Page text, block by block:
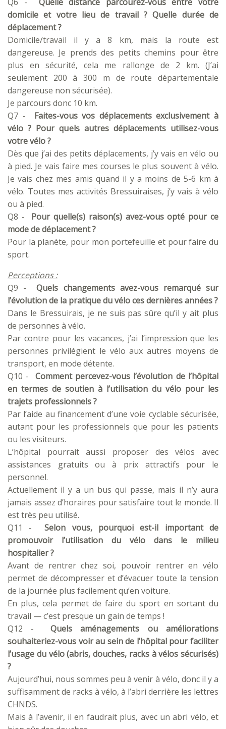
domicile et votre lieu de travail ? Quelle durée de
déplacement ?
Domicile/travail il y a 8 km, mais la route est
dangereuse. Je prends des petits chemins pour être
plus en sécurité, cela me rallonge de 2 km. (J’ai
seulement 200 à 300 m de route départementale
dangereuse non sécurisée).
Je parcours donc 10 km.
Q7 -
Faites-vous vos déplacements exclusivement à
vélo ? Pour quels autres déplacements utilisez-vous
votre vélo ?
Dès que j’ai des petits déplacements, j’y vais en vélo ou
à pied. Je vais faire mes courses le plus souvent à vélo.
Je vais chez mes amis quand il y a moins de 5-6 km à
vélo. Toutes mes activités Bressuiraises, j’y vais à vélo
ou à pied.
Q8 -
Pour quelle(s) raison(s) avez-vous opté pour ce
mode de déplacement ?
Pour la planète, pour mon portefeuille et pour faire du
sport.
Perceptions :
Q9 -
Quels changements avez-vous remarqué sur
l’évolution de la pratique du vélo ces dernières années ?
Dans le Bressuirais, je ne suis pas sûre qu’il y ait plus
de personnes à vélo.
Par contre pour les vacances, j’ai l’impression que les
personnes privilégient le vélo aux autres moyens de
transport, en mode détente.
Q10 -
Comment percevez-vous l’évolution de l’hôpital
en termes de soutien à l’utilisation du vélo pour les
trajets professionnels ?
Par l’aide au financement d’une voie cyclable sécurisée,
autant pour les professionnels que pour les patients
ou les visiteurs.
L’hôpital pourrait aussi proposer des vélos avec
assistances gratuits ou à prix attractifs pour le
personnel.
Actuellement il y a un bus qui passe, mais il n’y aura
jamais assez d’horaires pour satisfaire tout le monde. Il
est très peu utilisé.
Q11 -
Selon vous, pourquoi est-il important de
promouvoir l’utilisation du vélo dans le milieu
hospitalier ?
Avant de rentrer chez soi, pouvoir rentrer en vélo
permet de décompresser et d’évacuer toute la tension
de la journée plus facilement qu’en voiture.
En plus, cela permet de faire du sport en sortant du
travail — c’est presque un gain de temps !
Q12 -
Quels aménagements ou améliorations
souhaiteriez-vous voir au sein de l’hôpital pour faciliter
l’usage du vélo (abris, douches, racks à vélos sécurisés)
?
Aujourd’hui, nous sommes peu à venir à vélo, donc il y a
suffisamment de racks à vélo, à l’abri derrière les lettres
CHNDS.
Mais à l’avenir, il en faudrait plus, avec un abri vélo, et